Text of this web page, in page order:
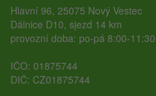
Hlavní 96, 25075 Nový Vestec
Dálnice D10, sjezd 14 km
provozní doba: po-pá 8:00-
IČO: 01875744
DIČ: CZ01875744